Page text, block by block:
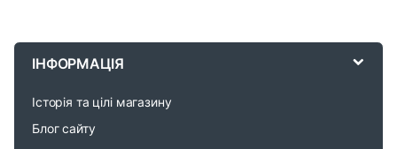
ІНФОРМАЦІЯ
Історія та цілі магазину
Блог сайту